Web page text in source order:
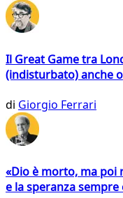
Il Great Game tra
(indisturbato) anche
di Giorgio Ferrari
«Dio è morto, ma poi
e la speranza